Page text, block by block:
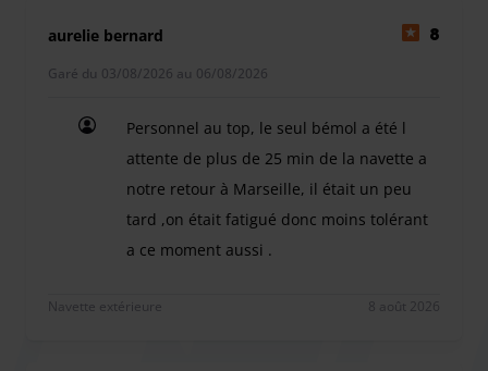
Ecolow Park prend en considération tous vos besoins lors
stationnement et propose une navette qui vous emmène à
sont surveillés 24 heures sur 24 et 7 jours sur 7. De plus,
de nombreux autres services sont disponibles en
supplément, tel l'entretien de votre voiture, la vidange ou
parking agréé par l'aéroport Marseille Provence
aurelie bernard 8
Garé du 03/08/2026 au 06/08/2026
Personnel au top, le seul bémol a été l
attente de plus de 25 min de la navette a
notre retour à Marseille, il était un peu
tard ,on était fatigué donc moins tolérant
a ce moment aussi .
Navette extérieure 8 août 2026